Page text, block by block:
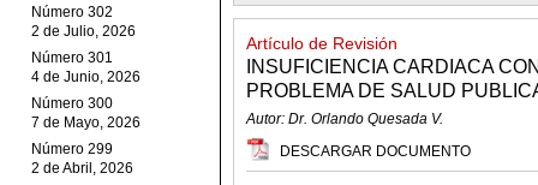
Número 302
2 de Julio, 2026
Número 301
4 de Junio, 2026
Número 300
7 de Mayo, 2026
Número 299
2 de Abril, 2026
Artículo de Revisión
INSUFICIENCIA CARDIACA
PROBLEMA DE SALUD
Autor: Dr. Orlando Quesada V.
DESCARGAR DOCUMENTO